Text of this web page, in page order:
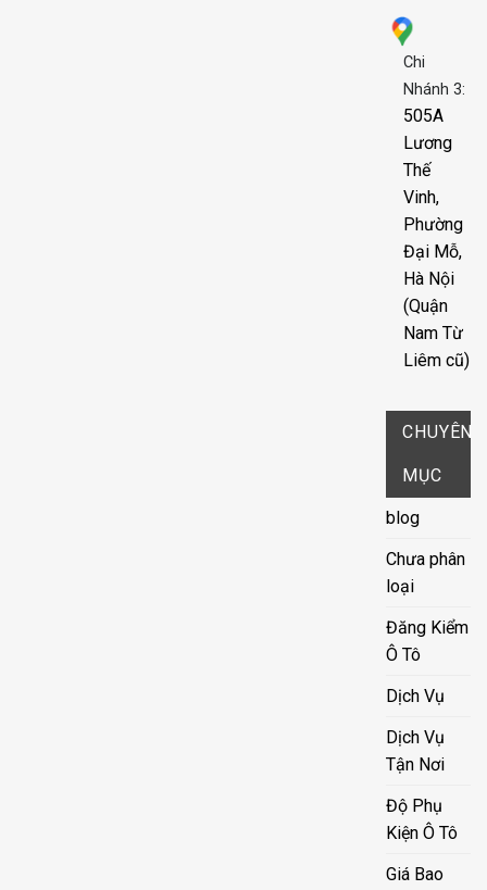
Chi
Nhánh 3:
505A
Lương
Thế
Vinh,
Phường
Đại Mỗ,
Hà Nội
(Quận
Nam Từ
Liêm cũ)
CHUYÊN
MỤC
blog
Chưa phân
loại
Đăng Kiểm
Ô Tô
Dịch Vụ
Dịch Vụ
Tận Nơi
Độ Phụ
Kiện Ô Tô
Giá Bao